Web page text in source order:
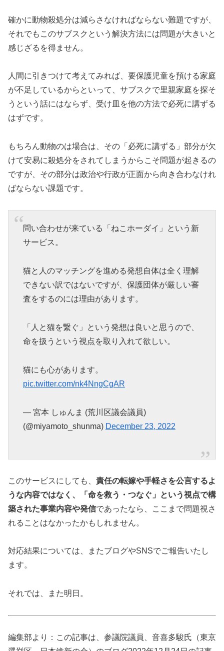
確かに動物殺処分は減らさなければならない難題ですが、
それでもこのサブスクという解決方法には問題が大きいと
感じざるを得ません。
人間に引きつけて考えてみれば、要保護児童を預ける家庭
が不足しているからといって、サブスクで里親家庭を探そ
うという話にはならず、受け皿を他の方法で必死に講ずる
はずです。
もちろん動物のは場合は、その「必死に講ずる」部分が欠
けて安易に殺処分をされてしまうからこそ問題が起きるの
ですが、その部分は政治や行政が正面から向き合わなけれ
ばならない課題です。
問い合わせが来ている「ねこホーダイ」という新
サービス。
猫と人のマッチングを進める発想自体は全く理解
できない訳ではないですが、保護団体が厳しい審
査をするのには理由があります。
「人と猫を繋ぐ」という発想は良いと思うので、
命を扱うという視点を取り入れて欲しい。
猫にも心があります。
pic.twitter.com/nk4NngCgAR
— 宮本 しゅんま (荒川区議会議員)
(@miyamoto_shunma) December 23, 2022
このサービスにしても、 責任の転嫁や手軽さを公言するよ
うな内容ではなく、「命を救う・つなぐ」という視点で構
築された事業内容や発信であったなら、ここまで問題視さ
れることはなかったかもしれません。
対応結果については、またブログやSNSでご報告いたし
ます。
それでは、また明日。
編集部より：この記事は、参議院議員、音喜多駿氏（東京